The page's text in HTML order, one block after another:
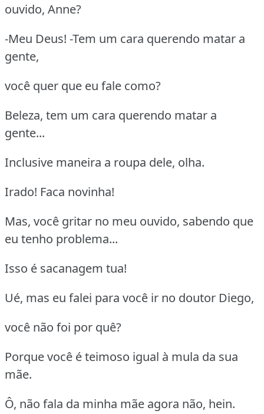
ouvido, Anne?
-Meu Deus! -Tem um cara querendo matar a
gente,
você quer que eu fale como?
Beleza, tem um cara querendo matar a
gente...
Inclusive maneira a roupa dele, olha.
Irado! Faca novinha!
Mas, você gritar no meu ouvido, sabendo que
eu tenho problema...
Isso é sacanagem tua!
Ué, mas eu falei para você ir no doutor Diego,
você não foi por quê?
Porque você é teimoso igual à mula da sua
mãe.
Ô, não fala da minha mãe agora não, hein.